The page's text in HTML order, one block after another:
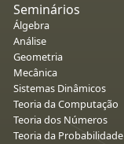
Seminários
Álgebra
Análise
Geometria
Mecânica
Sistemas Dinâmicos
Teoria da Computação
Teoria dos Números
Teoria da Probabilidade